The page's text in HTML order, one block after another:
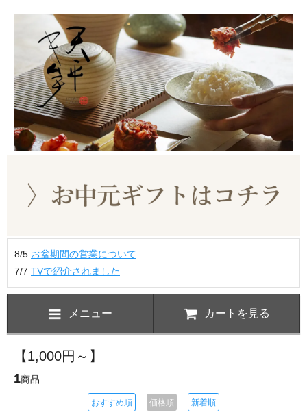
8/5 お盆期間の営業について
7/7 TVで紹介されました
メニュー カートを見る
【1,000円～】
1商品
おすすめ順 価格順 新着順